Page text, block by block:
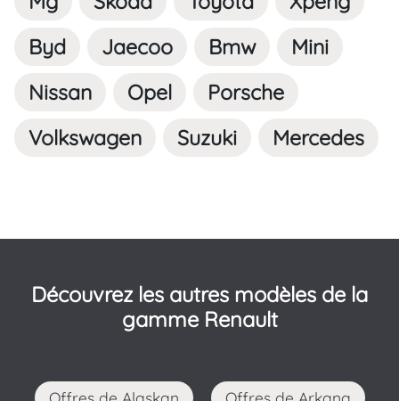
Byd
Jaecoo Bmw
Mini
Nissan
Opel
Porsche
Volkswagen
Suzuki Mercedes
Découvrez les autres modèles de la
gamme Renault